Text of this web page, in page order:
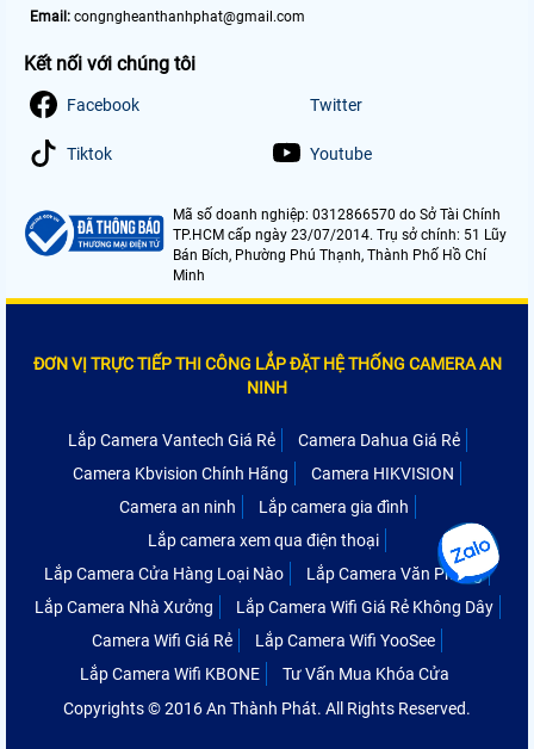
Email: congngheanthanhphat@gmail.com
Kết nối với chúng tôi
Facebook Twitter
Tiktok Youtube
Mã số doanh nghiệp: 0312866570 do Sở Tài Chính
TP.HCM cấp ngày 23/07/2014. Trụ sở chính: 51 Lũy
Bán Bích, Phường Phú Thạnh, Thành Phố Hồ Chí
Minh
ĐƠN VỊ TRỰC TIẾP THI CÔNG LẮP ĐẶT HỆ THỐNG CAMERA AN
NINH
Lắp Camera Vantech Giá Rẻ
Camera Dahua Giá Rẻ
Camera Kbvision Chính Hãng
Camera HIKVISION
Camera an ninh
Lắp camera gia đình
Lắp camera xem qua điện thoại
Lắp Camera Cửa Hàng Loại Nào
Lắp Camera Văn Phòng
Lắp Camera Nhà Xưởng
Lắp Camera Wifi Giá Rẻ Không Dây
Camera Wifi Giá Rẻ
Lắp Camera Wifi YooSee
Lắp Camera Wifi KBONE
Tư Vấn Mua Khóa Cửa
Copyrights © 2016 An Thành Phát. All Rights Reserved.